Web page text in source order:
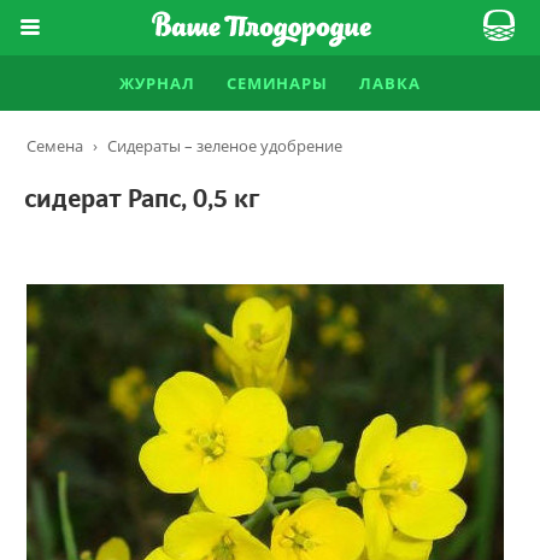
ЖУРНАЛ СЕМИНАРЫ ЛАВКА
Семена › Сидераты – зеленое удобрение
сидерат Рапс, 0,5 кг